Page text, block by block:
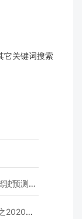
它关键词搜索
型挑战赛
源峰会